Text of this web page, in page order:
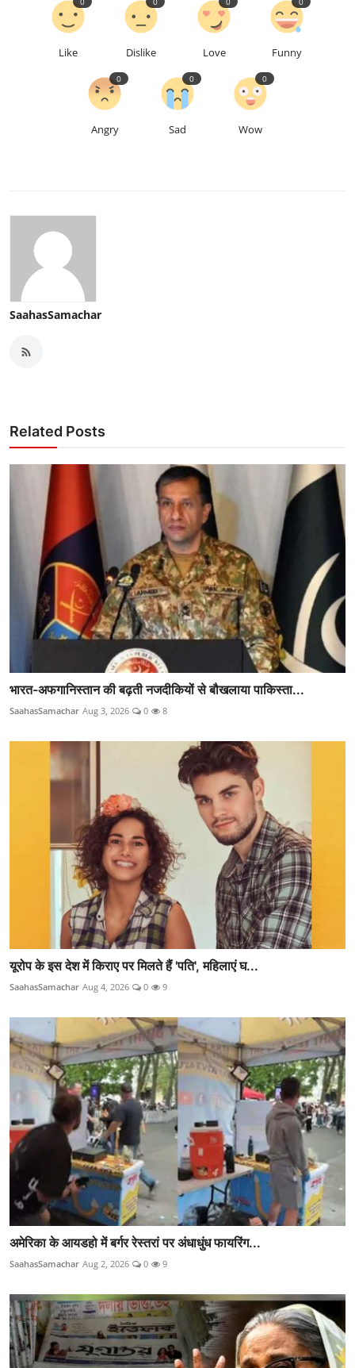
Like Dislike Love Funny
Angry
0
Sad
0
Wow
0
SaahasSamachar
Related Posts
भारत-अफगानिस्तान की बढ़ती नजदीकियों से बौखलाया पाकिस्ता...
SaahasSamachar Aug 3, 2026 0 8
यूरोप के इस देश में किराए पर मिलते हैं 'पति', महिलाएं घ...
SaahasSamachar Aug 4, 2026 0 9
अमेरिका के आयडहो में बर्गर रेस्तरां पर अंधाधुंध फायरिंग...
SaahasSamachar Aug 2, 2026 0 9